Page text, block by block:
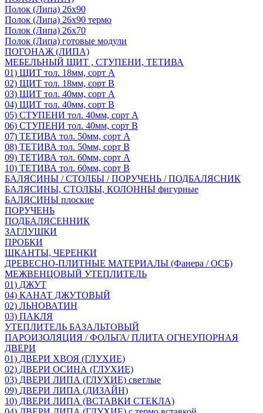
Полок (Липа) 26х90
Полок (Липа) 26х90 термо
Полок (Липа) 26х70
Полок (Липа) готовые модули
ПОГОНАЖ (ЛИПА)
МЕБЕЛЬНЫЙ ЩИТ , СТУПЕНИ, ТЕТИВА
01) ЩИТ тол. 18мм, сорт А
02) ЩИТ тол. 18мм, сорт В
03) ЩИТ тол. 40мм, сорт А
04) ЩИТ тол. 40мм, сорт В
05) СТУПЕНИ тол. 40мм, сорт А
06) СТУПЕНИ тол. 40мм, сорт В
07) ТЕТИВА тол. 50мм, сорт А
08) ТЕТИВА тол. 50мм, сорт В
09) ТЕТИВА тол. 60мм, сорт А
10) ТЕТИВА тол. 60мм, сорт В
БАЛЯСИНЫ / СТОЛБЫ / ПОРУЧЕНЬ / ПОДБАЛЯСНИК
БАЛЯСИНЫ, СТОЛБЫ, КОЛОННЫ фигурные
БАЛЯСИНЫ плоские
ПОРУЧЕНЬ
ПОДБАЛЯСЕННИК
ЗАГЛУШКИ
ПРОБКИ
ШКАНТЫ, ЧЕРЕНКИ
ДРЕВЕСНО-ПЛИТНЫЕ МАТЕРИАЛЫ (Фанера / ОСБ)
МЕЖВЕНЦОВЫЙ УТЕПЛИТЕЛЬ
01) ДЖУТ
04) КАНАТ ДЖУТОВЫЙ
02) ЛЬНОВАТИН
03) ПАКЛЯ
УТЕПЛИТЕЛЬ БАЗАЛЬТОВЫЙ
ПАРОИЗОЛЯЦИЯ / ФОЛЬГА/ ПЛИТА ОГНЕУПОРНАЯ
ДВЕРИ
01) ДВЕРИ ХВОЯ (ГЛУХИЕ)
02) ДВЕРИ ОСИНА (ГЛУХИЕ)
03) ДВЕРИ ЛИПА (ГЛУХИЕ) светлые
09) ДВЕРИ ЛИПА (ДИЗАЙН)
10) ДВЕРИ ЛИПА (ВСТАВКИ СТЕКЛА)